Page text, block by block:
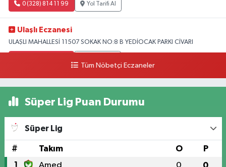
0 (328) 814 11 99 Yol Tarifi Al
Ulaşlı Eczanesi
ULAŞLI MAHALLESİ 11507 SOKAK NO:8 B YEDİOCAK PARKI CİVARI
Tüm Nöbetçi Eczaneler
Süper Lig Puan Durumu
Süper Lig
# Takım O P
1 Amed 0 0